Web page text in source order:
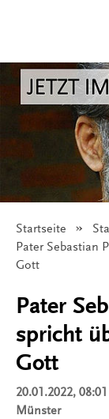
Startseite
Angezeigt:
Pater Sebastian
Gott
Pater
spricht
Gott
20.01.2022,
Münster